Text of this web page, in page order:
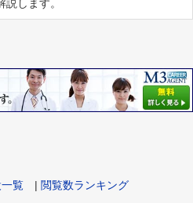
説します。
覧 | 閲覧数ランキング